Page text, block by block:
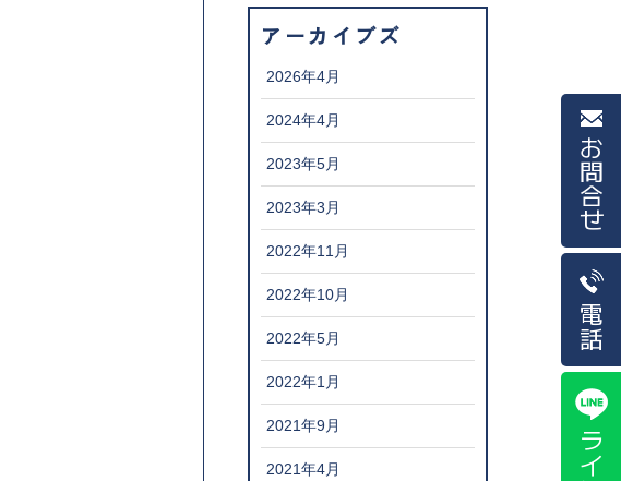
お問合せ
電話
アーカイブズ
2026年4月
2024年4月
2023年5月
2023年3月
2022年11月
2022年10月
2022年5月
2022年1月
2021年9月
2021年4月